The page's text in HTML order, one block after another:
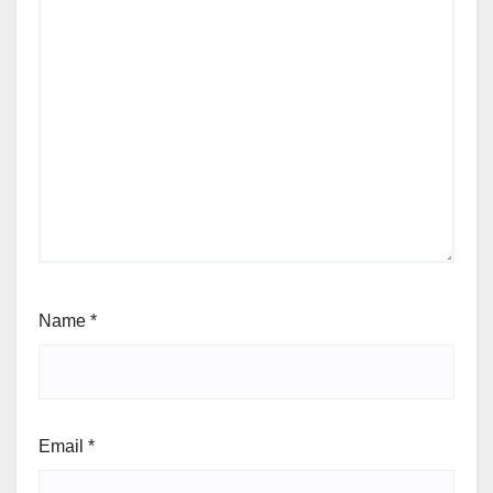
Name *
Email *